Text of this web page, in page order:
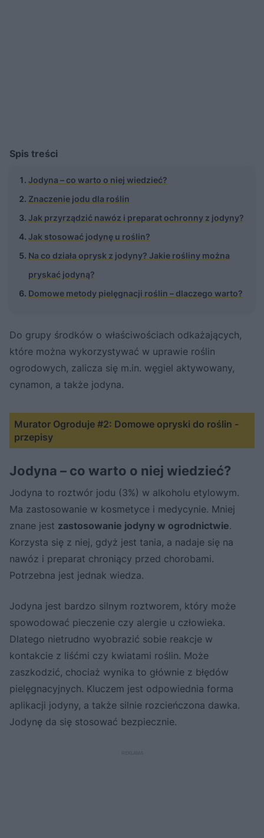
Spis treści
Jodyna – co warto o niej wiedzieć?
Znaczenie jodu dla roślin
Jak przyrządzić nawóz i preparat ochronny z jodyny?
Jak stosować jodynę u roślin?
Na co działa oprysk z jodyny? Jakie rośliny można
pryskać jodyną?
Domowe metody pielęgnacji roślin – dlaczego warto?
Do grupy środków o właściwościach odkażających,
które można wykorzystywać w uprawie roślin
ogrodowych, zalicza się m.in. węgiel aktywowany,
cynamon, a także jodyna.
Murator Ogroduje #2: Domowe opryski do roślin -
przepisy
Jodyna – co warto o niej wiedzieć?
Jodyna to roztwór jodu (3%) w alkoholu etylowym.
Ma zastosowanie w kosmetyce i medycynie. Mniej
znane jest zastosowanie jodyny w ogrodnictwie.
Korzysta się z niej, gdyż jest tania, a nadaje się na
nawóz i preparat chroniący przed chorobami.
Potrzebna jest jednak wiedza.
Jodyna jest bardzo silnym roztworem, który może
spowodować pieczenie czy alergie u człowieka.
Dlatego nietrudno wyobrazić sobie reakcje w
kontakcie z liśćmi czy kwiatami roślin. Może
zaszkodzić, chociaż wynika to głównie z błędów
pielęgnacyjnych. Kluczem jest odpowiednia forma
aplikacji jodyny, a także silnie rozcieńczona dawka.
Jodynę da się stosować bezpiecznie.